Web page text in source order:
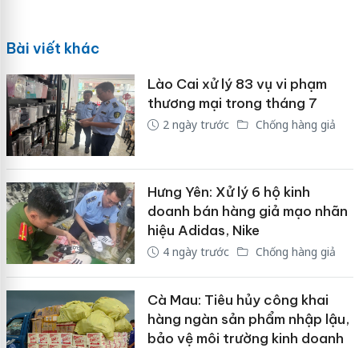
Bài viết khác
Lào Cai xử lý 83 vụ vi phạm
thương mại trong tháng 7
2 ngày trước Chống hàng giả
Hưng Yên: Xử lý 6 hộ kinh
doanh bán hàng giả mạo nhãn
hiệu Adidas, Nike
4 ngày trước Chống hàng giả
Cà Mau: Tiêu hủy công khai
hàng ngàn sản phẩm nhập lậu,
bảo vệ môi trường kinh doanh